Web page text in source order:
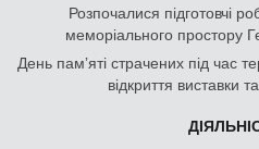
Розпочалися підготовчі
меморіального простору
День памʼяті страчених під час
відкриття виставки